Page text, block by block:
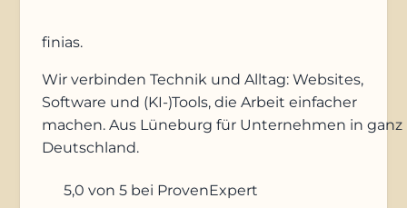
finias.
Wir verbinden Technik und Alltag: Websites,
Software und (KI-)Tools, die Arbeit einfacher
machen. Aus Lüneburg für Unternehmen in ganz
Deutschland.
5,0 von 5 bei ProvenExpert